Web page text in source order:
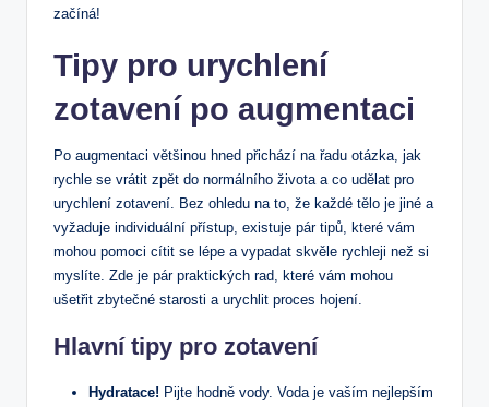
začíná!
Tipy pro urychlení
zotavení po augmentaci
Po augmentaci většinou hned přichází na řadu otázka, jak
rychle se vrátit zpět do normálního života a co udělat pro
urychlení zotavení. Bez ohledu na to, že každé tělo je jiné a
vyžaduje individuální přístup, existuje pár tipů, které vám
mohou pomoci cítit se lépe a vypadat skvěle rychleji než si
myslíte. Zde je pár praktických rad, které vám mohou
ušetřit zbytečné starosti a urychlit proces hojení.
Hlavní tipy pro zotavení
Hydratace! Pijte hodně vody. Voda je vaším nejlepším